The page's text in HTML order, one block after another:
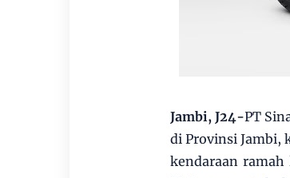
Jambi, J24-PT
di Provinsi Jambi,
kendaraan